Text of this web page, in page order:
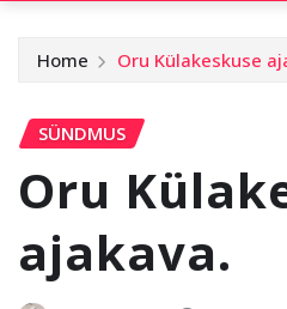
Home Oru Külakeskuse
SÜNDMUS
Oru
ajakava.